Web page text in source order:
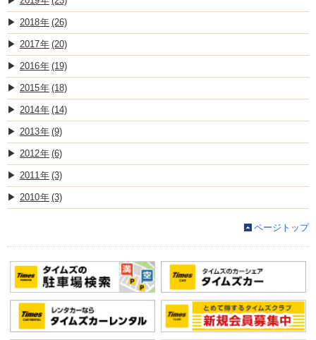
2018 (26)
2017 (20)
2016 (19)
2015 (18)
2014 (14)
2013 (9)
2012 (6)
2011 (3)
2010 (3)
ページトップ